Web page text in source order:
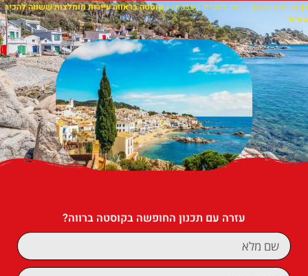
דף הבית »קוסטה ברווה למטייל העצמאי»קוסטה בראווה עיירות מומלצות ששווה להכיר
בטיול
עזרה עם תכנון החופשה בקוסטה ברווה?